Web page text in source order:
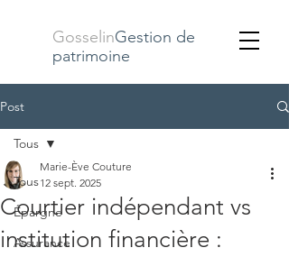
GosselinGestion de
patrimoine
Post
Tous
Épargne
Assurance
Tous
Courtier indépendant vs
institution financière :
Marie-Ève Couture
12 sept. 2025